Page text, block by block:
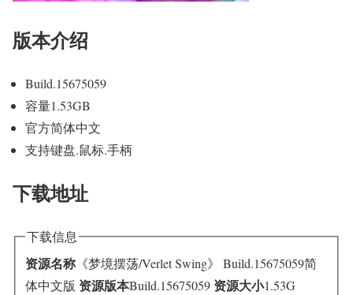
版本介绍
Build.15675059
容量1.53GB
官方简体中文
支持键盘.鼠标.手柄
下载地址
下载信息
资源名称 《梦境摆荡/Verlet Swing》 Build.15675059简
体中文版 资源版本Build.15675059 资源大小1.53G